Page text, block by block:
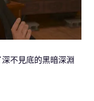
不見底的黑暗深淵